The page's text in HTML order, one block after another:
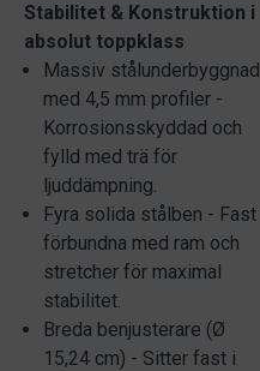
Stabilitet & Konstruktion i
absolut toppklass
Massiv stålunderbyggnad
med 4,5 mm profiler -
Korrosionsskyddad och
fylld med trä för
ljuddämpning.
Fyra solida stålben - Fast
förbundna med ram och
stretcher för maximal
stabilitet.
Breda benjusterare (Ø
15,24 cm) - Sitter fast i